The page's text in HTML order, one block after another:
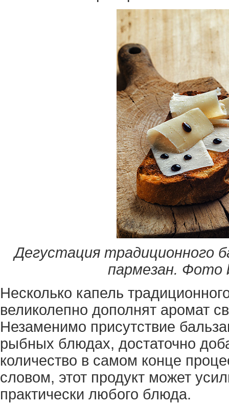
Дегустация традиционного
пармезан. Фото
Несколько капель
великолепно дополнят аромат
Незаменимо присутствие
рыбных блюдах, достаточно
количество в самом конце
словом, этот продукт может
практически любого блюда.